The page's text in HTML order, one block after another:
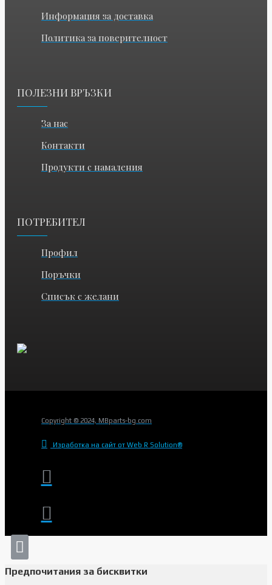
Информация за доставка
Политика за поверителност
ПОЛЕЗНИ ВРЪЗКИ
За нас
Контакти
Продукти с намаления
ПОТРЕБИТЕЛ
Профил
Поръчки
Списък с желани
Copyright © 2024, MBparts-bg.com
Изработка на сайт от Web R Solution®
Предпочитания за бисквитки